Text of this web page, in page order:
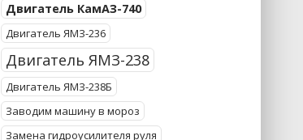
Двигатель КамАЗ-740
Двигатель ЯМЗ-236
Двигатель ЯМЗ-238
Двигатель ЯМЗ-238Б
Заводим машину в мороз
Замена гидроусилителя руля